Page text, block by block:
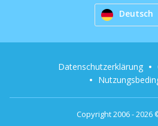
Deutsch
Copyright 2006 - 2026
Datenschutzerklärung